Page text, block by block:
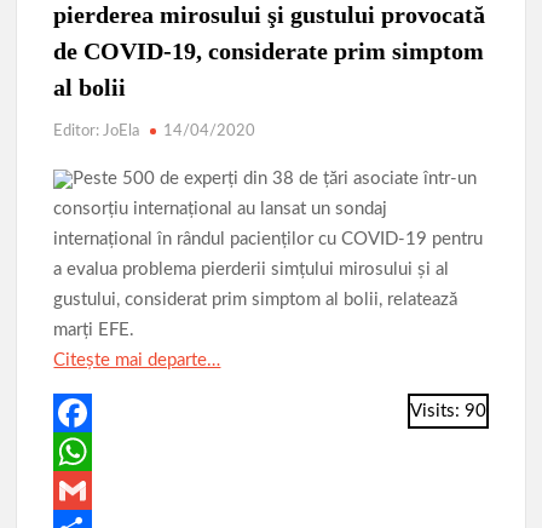
Parcul de Aventură Comana 2026
Târgul Călugăreni
Parada Dunării
Centura ocolitoare Giurgiu 25.03.2026
AVERTIZARE: Actualizați de urgență aplicațiile de tip
browser bazate pe Chromium
pierderea mirosului şi gustului provocată
de COVID-19, considerate prim simptom
al bolii
Editor: JoEla 14/04/2020
Peste 500 de experţi din 38 de ţări asociate într-un
consorţiu internaţional au lansat un sondaj
internaţional în rândul pacienţilor cu COVID-19 pentru
a evalua problema pierderii simţului mirosului şi al
gustului, considerat prim simptom al bolii, relatează
marţi EFE.
Citește mai departe…
Visits: 90
F
aW